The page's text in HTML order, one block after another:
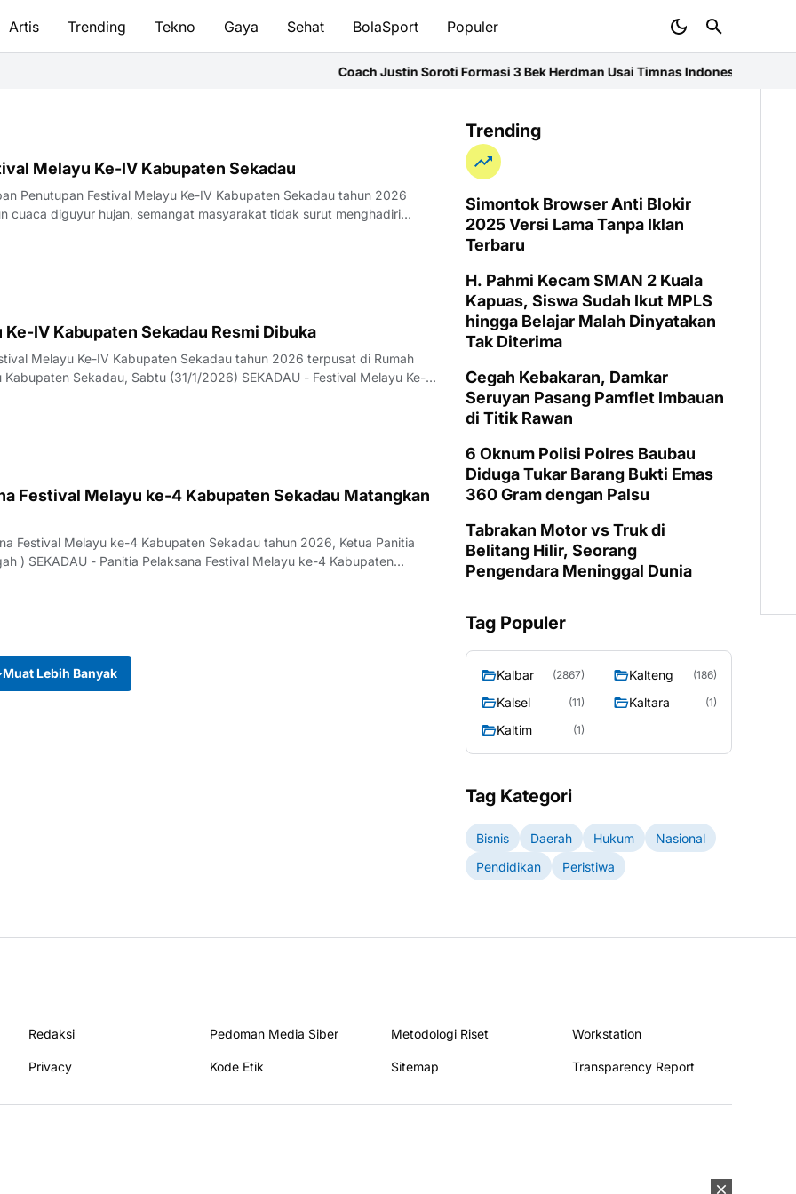
Artis Trending Tekno Gaya Sehat BolaSport Populer
Coach Justin Soroti Formasi 3 Bek Herdman Usai Timnas Indonesia Kalah 0-3
Melayu Ke-IV Kabupaten Sekadau
Penutupan Festival Melayu Ke-IV Kabupaten Sekadau tahun 2026
cuaca diguyur hujan, semangat masyarakat tidak surut menghadiri
IV Kabupaten Sekadau Resmi Dibuka
Melayu Ke-IV Kabupaten Sekadau tahun 2026 terpusat di Rumah
Sekadau, Sabtu (31/1/2026) SEKADAU - Festival Melayu Ke-
Festival Melayu ke-4 Kabupaten Sekadau Matangkan
Festival Melayu ke-4 Kabupaten Sekadau tahun 2026, Ketua Panitia
) SEKADAU - Panitia Pelaksana Festival Melayu ke-4 Kabupaten
Muat Lebih Banyak
Trending
Simontok Browser Anti Blokir
2025 Versi Lama Tanpa Iklan
Terbaru
H. Pahmi Kecam SMAN 2 Kuala
Kapuas, Siswa Sudah Ikut MPLS
hingga Belajar Malah Dinyatakan
Tak Diterima
Cegah Kebakaran, Damkar
Seruyan Pasang Pamflet Imbauan
di Titik Rawan
6 Oknum Polisi Polres Baubau
Diduga Tukar Barang Bukti Emas
360 Gram dengan Palsu
Tabrakan Motor vs Truk di
Belitang Hilir, Seorang
Pengendara Meninggal Dunia
Tag Populer
Kalbar (2867) Kalteng (186)
Kalsel (11) Kaltara (1)
Kaltim (1)
Tag Kategori
Bisnis Daerah Hukum
Nasional
Pendidikan
Peristiwa
Redaksi Pedoman Media Siber Metodologi Riset Workstation
Privacy Kode Etik Sitemap Transparency Report